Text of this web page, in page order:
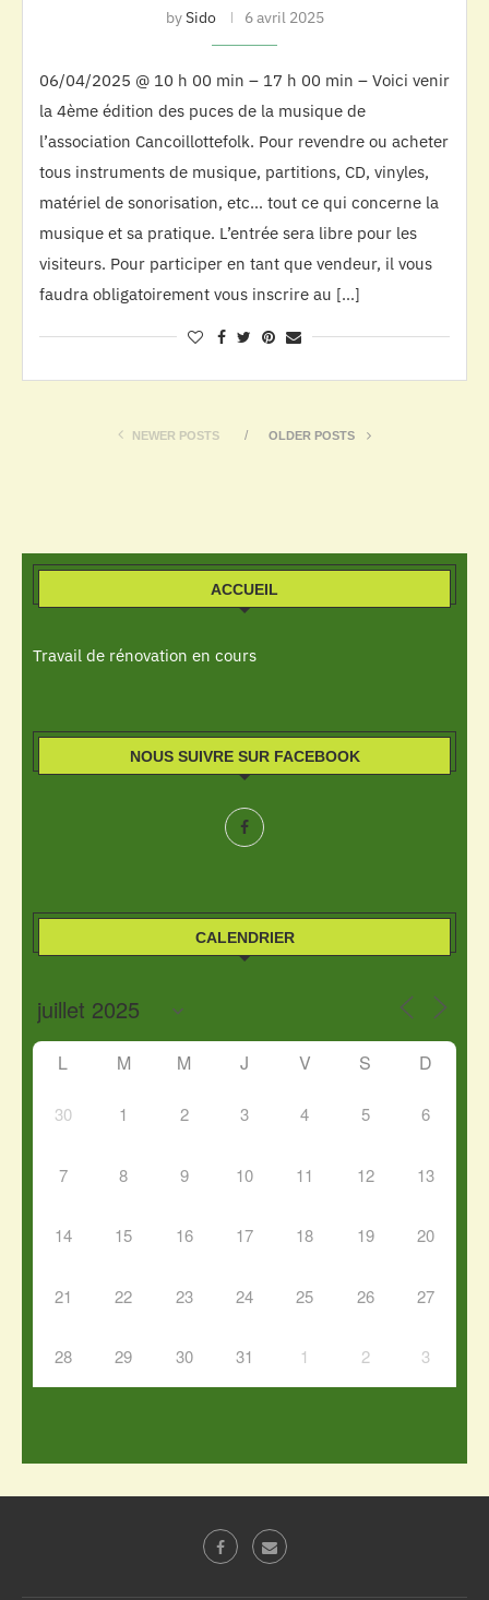
bySido 6 avril 2025
06/04/2025 @ 10 h 00 min – 17 h 00 min – Voici venir
la 4ème édition des puces de la musique de
l’association Cancoillottefolk. Pour revendre ou acheter
tous instruments de musique, partitions, CD, vinyles,
matériel de sonorisation, etc… tout ce qui concerne la
musique et sa pratique. L’entrée sera libre pour les
visiteurs. Pour participer en tant que vendeur, il vous
faudra obligatoirement vous inscrire au […]
NEWER POSTS OLDER POSTS
ACCUEIL
Travail de rénovation en cours
NOUS SUIVRE SUR FACEBOOK
CALENDRIER
L M M J V S D
30 1 2 3 4 5 6
7 8 9 10 11 12 13
14 15 16 17 18 19 20
21 22 23 24 25 26 27
28 29 30 31 1 2 3